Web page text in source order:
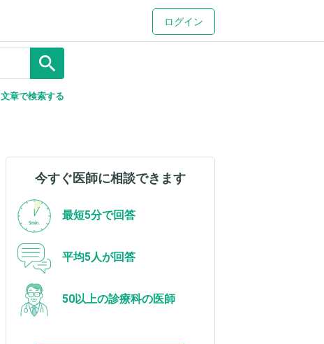
ログイン
search
文章で検索する
今すぐ医師に相談できます
最短5分で回答
平均5人が回答
50以上の診療科の医師